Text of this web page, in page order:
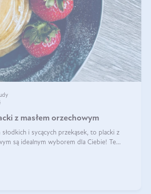
z masłem orzechowym
słodkich i sycących przekąsek, to placki z
są idealnym wyborem dla Ciebie! Te